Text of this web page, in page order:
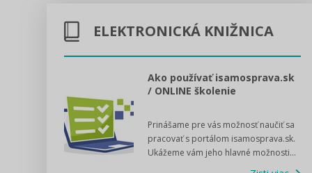
Majetok
Rozpočet
Sociálne podniky
Štátna pomoc
Kontakt
Tlačová agentúra
VIDEO produkcia
ELEKTRONICKÁ KNIŽNICA
Ako používať isamosprava.sk
/ ONLINE školenie
Prinášame pre vás možnosť naučiť sa
pracovať s portálom isamosprava.sk.
Ukážeme vám jeho hlavné možnosti...